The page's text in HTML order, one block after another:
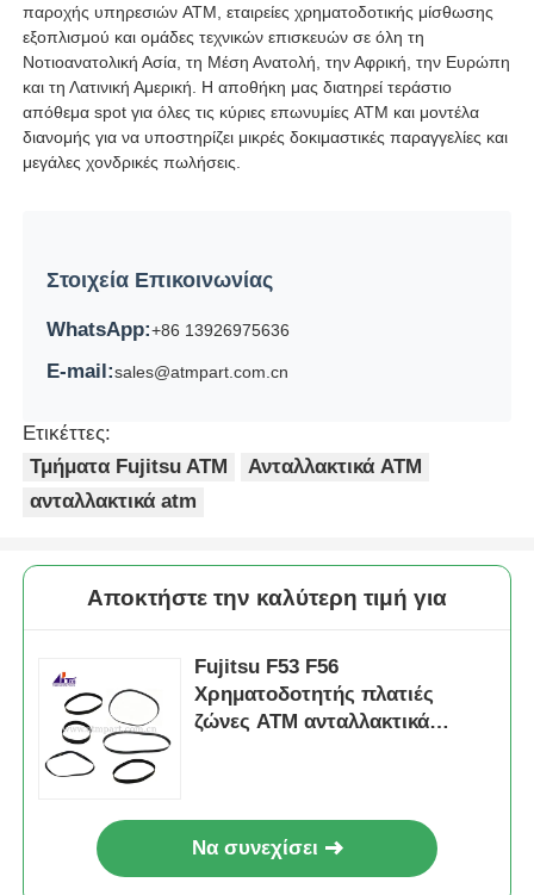
παροχής υπηρεσιών ATM, εταιρείες χρηματοδοτικής μίσθωσης
εξοπλισμού και ομάδες τεχνικών επισκευών σε όλη τη
Νοτιοανατολική Ασία, τη Μέση Ανατολή, την Αφρική, την Ευρώπη
και τη Λατινική Αμερική. Η αποθήκη μας διατηρεί τεράστιο
απόθεμα spot για όλες τις κύριες επωνυμίες ATM και μοντέλα
διανομής για να υποστηρίζει μικρές δοκιμαστικές παραγγελίες και
μεγάλες χονδρικές πωλήσεις.
Στοιχεία Επικοινωνίας
WhatsApp:+86 13926975636
E-mail:sales@atmpart.com.cn
Ετικέττες:
Τμήματα Fujitsu ATM
Ανταλλακτικά ATM
ανταλλακτικά atm
Αποκτήστε την καλύτερη τιμή για
Fujitsu F53 F56
Χρηματοδοτητής πλατιές
ζώνες ΑΤΜ ανταλλακτικά
Να συνεχίσει